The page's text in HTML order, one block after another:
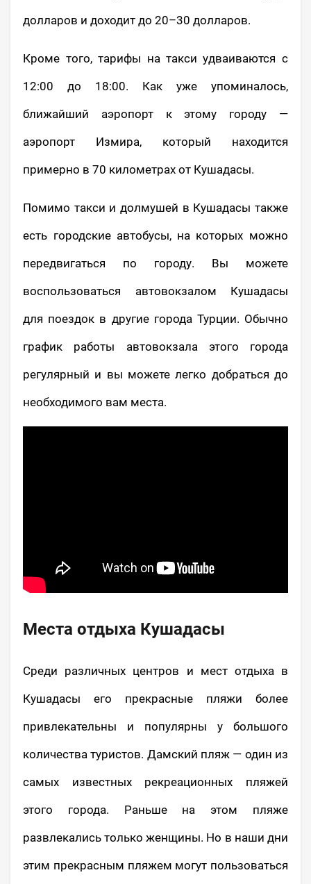
долларов и доходит до 20–30 долларов.
Кроме того, тарифы на такси удваиваются с
12:00 до 18:00. Как уже упоминалось,
ближайший аэропорт к этому городу —
аэропорт Измира, который находится
примерно в 70 километрах от Кушадасы.
Помимо такси и долмушей в Кушадасы также
есть городские автобусы, на которых можно
передвигаться по городу. Вы можете
воспользоваться автовокзалом Кушадасы
для поездок в другие города Турции. Обычно
график работы автовокзала этого города
регулярный и вы можете легко добраться до
необходимого вам места.
Места отдыха Кушадасы
Среди различных центров и мест отдыха в
Кушадасы его прекрасные пляжи более
привлекательны и популярны у большого
количества туристов. Дамский пляж — один из
самых известных рекреационных пляжей
этого города. Раньше на этом пляже
развлекались только женщины. Но в наши дни
этим прекрасным пляжем могут пользоваться